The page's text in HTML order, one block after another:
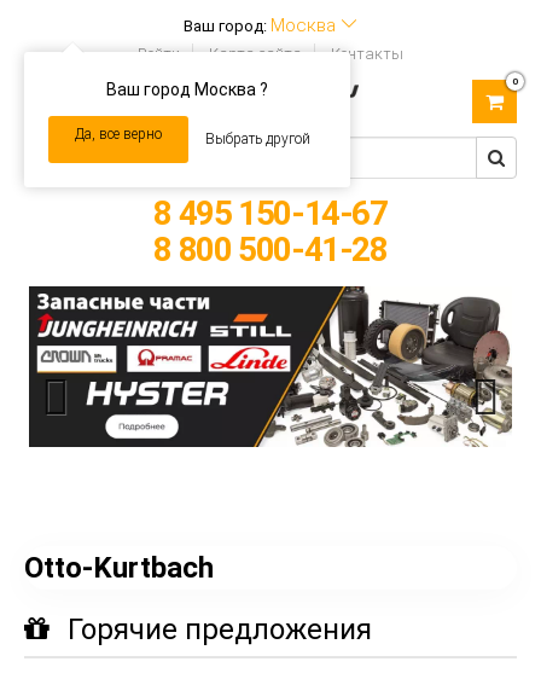
Ваш город: Москва
Ваш город Москва ?
Да, все верно Выбрать другой
Войти Карта сайта Контакты
navigation
0
8 495 150-14-67
8 800 500-41-28
Otto-Kurtbach
Горячие предложения